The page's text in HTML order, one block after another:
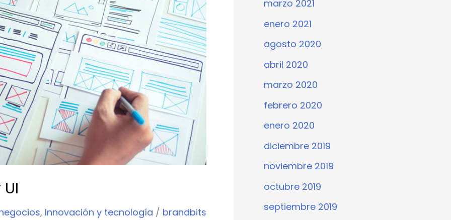
, Innovación y tecnología / brandbits
marzo 2021
enero 2021
agosto 2020
abril 2020
marzo 2020
febrero 2020
enero 2020
diciembre 2019
noviembre 2019
octubre 2019
septiembre 2019